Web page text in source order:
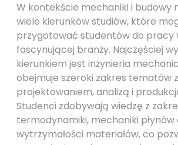
W kontekście mechaniki i budowy
wiele kierunków studiów, które
przygotować studentów do pracy
fascynującej branży. Najczęściej
kierunkiem jest inżynieria
obejmuje szeroki zakres tematów
projektowaniem, analizą i
Studenci zdobywają wiedzę z
termodynamiki, mechaniki płynów
wytrzymałości materiałów, co